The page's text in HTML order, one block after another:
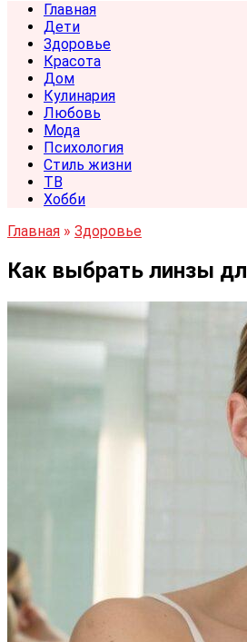
Главная
Дети
Здоровье
Красота
Дом
Кулинария
Любовь
Мода
Психология
Стиль жизни
ТВ
Хобби
Главная » Здоровье
Как выбрать линзы